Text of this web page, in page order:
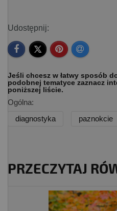
Udostępnij:
Jeśli chcesz w łatwy sposób
podobnej tematyce zaznacz
poniższej liście.
Ogólna:
diagnostyka
paznokcie
PRZECZYTAJ